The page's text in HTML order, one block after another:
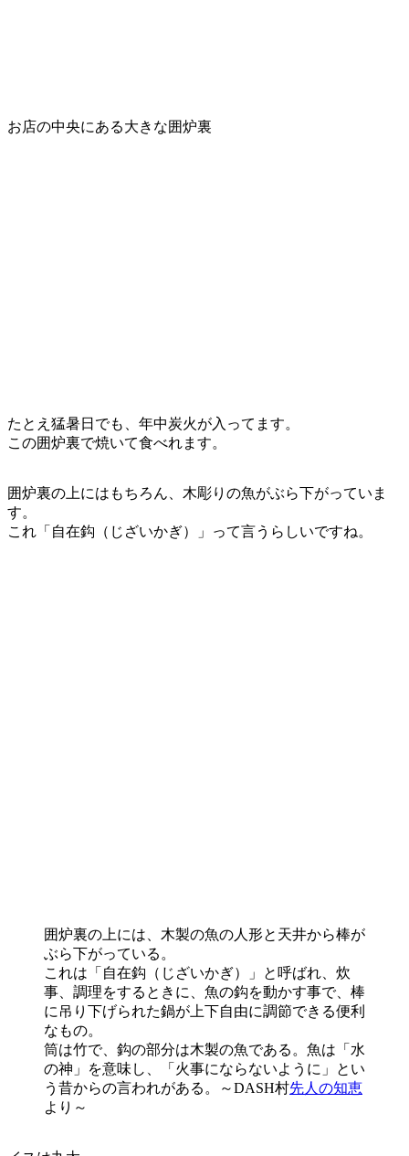
お店の中央にある大きな囲炉裏
たとえ猛暑日でも、年中炭火が入ってます。
この囲炉裏で焼いて食べれます。
囲炉裏の上にはもちろん、木彫りの魚がぶら下がっていま
す。
これ「自在鈎（じざいかぎ）」って言うらしいですね。
囲炉裏の上には、木製の魚の人形と天井から棒が
ぶら下がっている。
これは「自在鈎（じざいかぎ）」と呼ばれ、炊
事、調理をするときに、魚の鈎を動かす事で、棒
に吊り下げられた鍋が上下自由に調節できる便利
なもの。
筒は竹で、鈎の部分は木製の魚である。魚は「水
の神」を意味し、「火事にならないように」とい
う昔からの言われがある。～DASH村先人の知恵
より～